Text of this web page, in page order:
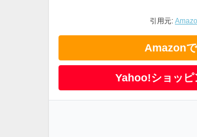
引用元:
Amazon
Yahoo!ショッピ